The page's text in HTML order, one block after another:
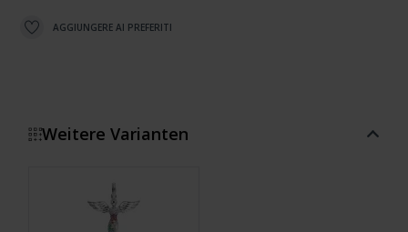
AGGIUNGERE AI PREFERITI
Weitere Varianten